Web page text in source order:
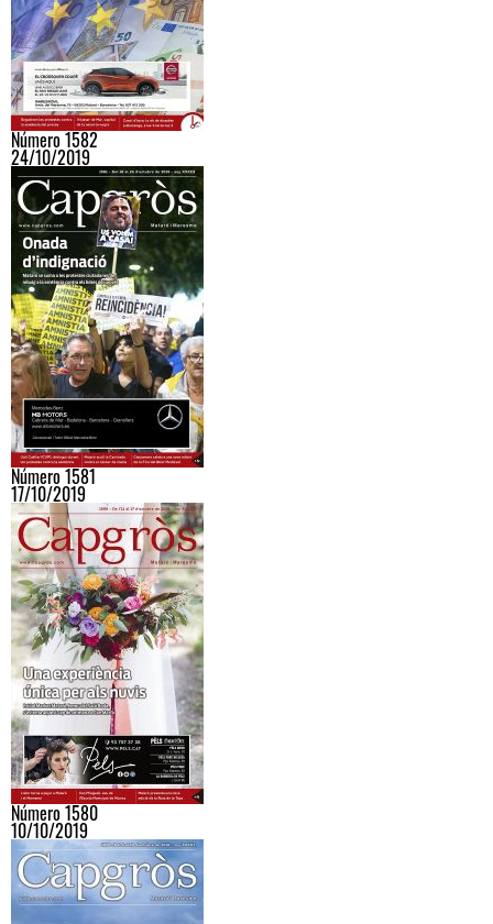
Número 1582
24/10/2019
Número 1581
17/10/2019
Número 1580
10/10/2019